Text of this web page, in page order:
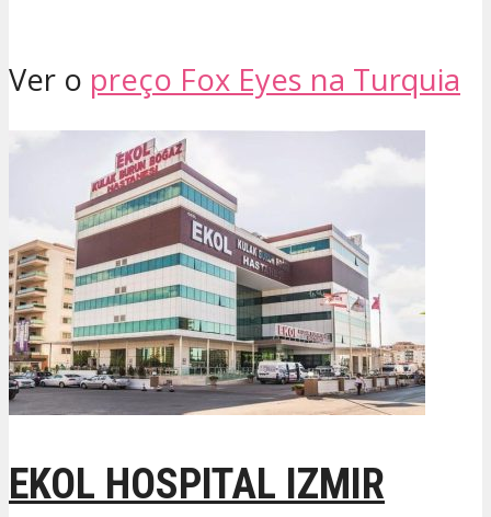
Ver o preço Fox Eyes na Turquia
EKOL HOSPITAL IZMIR